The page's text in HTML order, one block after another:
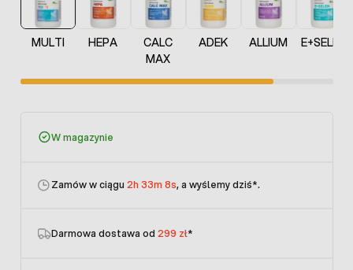
MULTI HEPA
CALC
MAX
ADEK ALLIUM E+SELEN
W magazynie
Zamów w ciągu 2h 33m 8s, a wyślemy dziś*.
Darmowa dostawa od 299 zł*